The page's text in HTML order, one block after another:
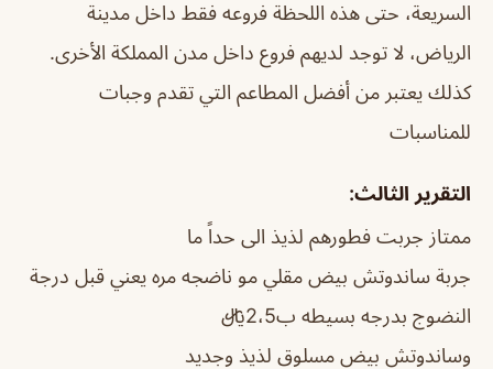
السريعة، حتى هذه اللحظة فروعه فقط داخل مدينة
الرياض، لا توجد لديهم فروع داخل مدن المملكة الأخرى.
كذلك يعتبر من أفضل المطاعم التي تقدم وجبات
للمناسبات
التقرير الثالث:
ممتاز جربت فطورهم لذيذ الى حداً ما
جربة ساندوتش بيض مقلي مو ناضجه مره يعني قبل درجة
النضوج بدرجه بسيطه ب2،5﷼
وساندوتش بيض مسلوق لذيذ وجديد